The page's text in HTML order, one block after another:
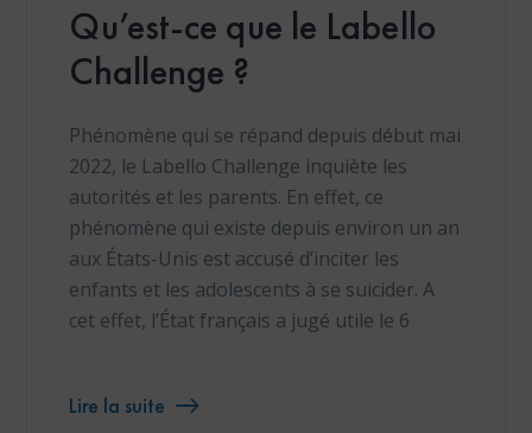
Qu’est-ce que le Labello
Challenge ?
Phénomène qui se répand depuis début mai
2022, le Labello Challenge inquiète les
autorités et les parents. En effet, ce
phénomène qui existe depuis environ un an
aux États-Unis est accusé d’inciter les
enfants et les adolescents à se suicider. A
cet effet, l’État français a jugé utile le 6
Lire la suite